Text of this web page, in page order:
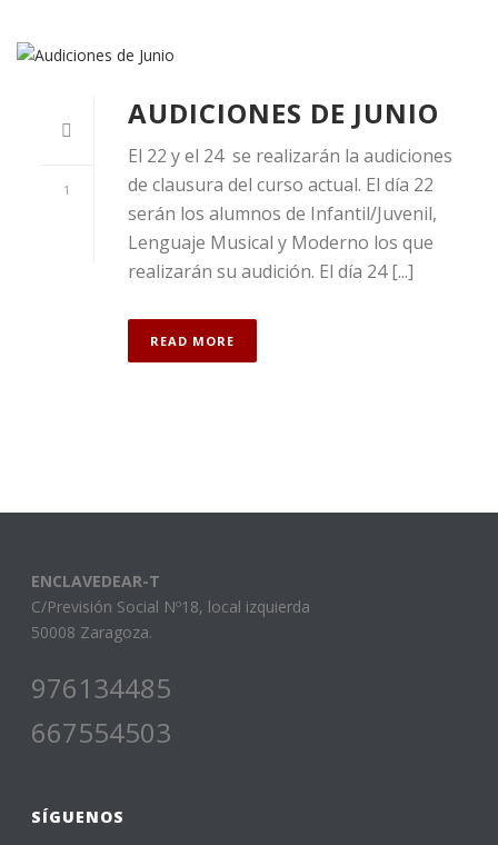
1
AUDICIONES DE JUNIO
El 22 y el 24 se realizarán la audiciones
de clausura del curso actual. El día 22
serán los alumnos de Infantil/Juvenil,
Lenguaje Musical y Moderno los que
realizarán su audición. El día 24 [...]
READ MORE
ENCLAVEDEAR-T
C/Previsión Social Nº18, local izquierda
50008 Zaragoza.
976134485
667554503
SÍGUENOS